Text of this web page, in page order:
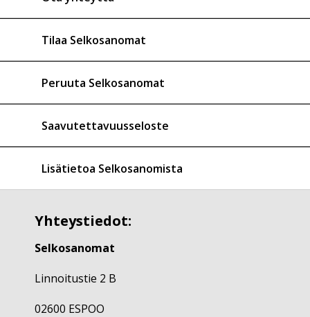
Tilaa Selkosanomat
Peruuta Selkosanomat
Saavutettavuusseloste
Lisätietoa Selkosanomista
Yhteystiedot:
Selkosanomat
Linnoitustie 2 B
02600 ESPOO